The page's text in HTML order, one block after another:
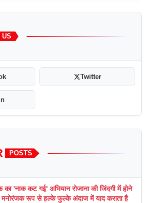
US
Twitter
POSTS
का 'नाक कट गई' अभियान रोजाना की जिंदगी में होने
मनोरंजक रूप से हल्के फुल्के अंदाज में याद कराता है